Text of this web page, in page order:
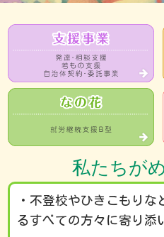
私たちが
・不登校やひきこもりな
るすべての方々に寄り添